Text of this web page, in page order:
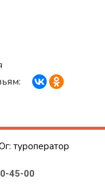
45-00